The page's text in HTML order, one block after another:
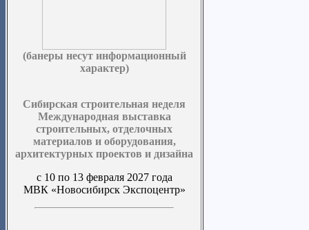
(банеры несут информационный
характер)
Сибирская строительная неделя
Международная выставка
строительных, отделочных
материалов и оборудования,
архитектурных проектов и дизайна
с 10 по 13 февраля 2027 года
МВК «Новосибирск Экспоцентр»